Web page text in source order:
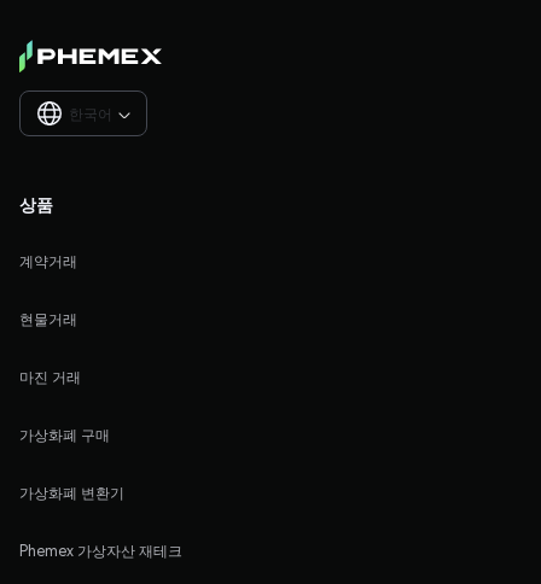
한국어 
상품
계약거래
현물거래
마진 거래
가상화폐 구매
가상화폐 변환기
Phemex 가상자산 재테크